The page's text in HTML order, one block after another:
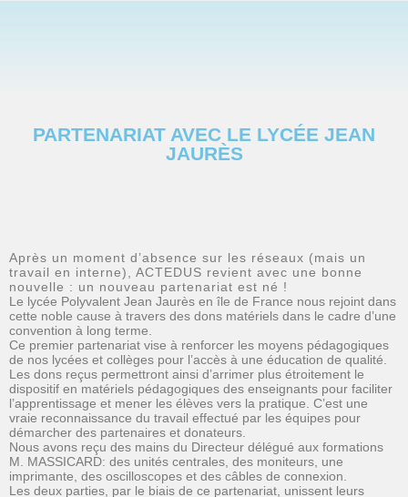
PARTENARIAT AVEC LE LYCÉE JEAN
JAURÈS
Après un moment d’absence sur les réseaux (mais un
travail en interne), ACTEDUS revient avec une bonne
nouvelle : un nouveau partenariat est né !
Le lycée Polyvalent Jean Jaurès en île de France nous rejoint dans
cette noble cause à travers des dons matériels dans le cadre d’une
convention à long terme.
Ce premier partenariat vise à renforcer les moyens pédagogiques
de nos lycées et collèges pour l’accès à une éducation de qualité.
Les dons reçus permettront ainsi d’arrimer plus étroitement le
dispositif en matériels pédagogiques des enseignants pour faciliter
l’apprentissage et mener les élèves vers la pratique. C’est une
vraie reconnaissance du travail effectué par les équipes pour
démarcher des partenaires et donateurs.
Nous avons reçu des mains du Directeur délégué aux formations
M. MASSICARD: des unités centrales, des moniteurs, une
imprimante, des oscilloscopes et des câbles de connexion.
Les deux parties, par le biais de ce partenariat, unissent leurs